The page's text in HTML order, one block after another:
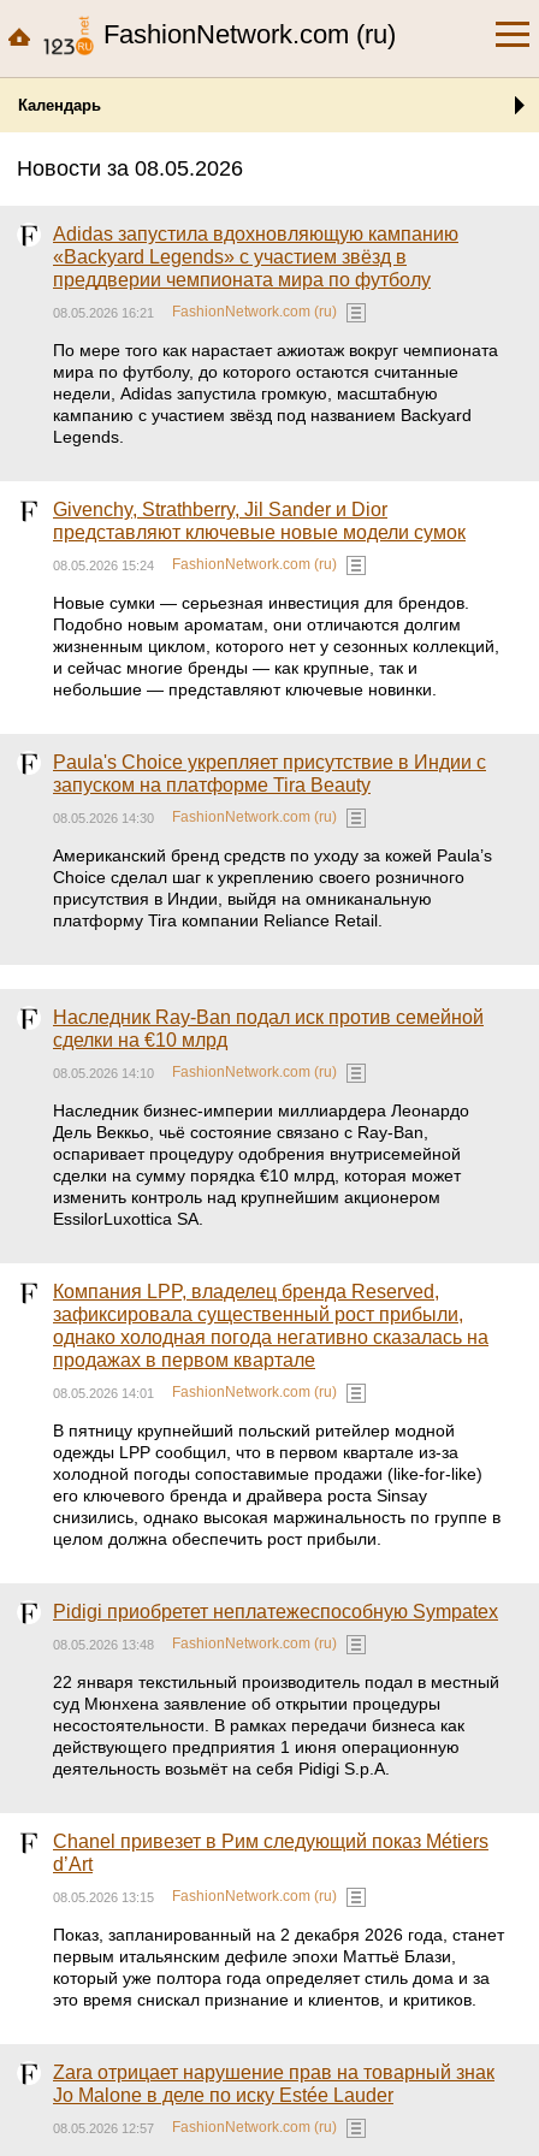
FashionNetwork.com (ru)
Календарь
Новости за 08.05.2026
Adidas запустила вдохновляющую кампанию
«Backyard Legends» с участием звёзд в
преддверии чемпионата мира по футболу
08.05.2026 16:21 FashionNetwork.com (ru)
По мере того как нарастает ажиотаж вокруг чемпионата
мира по футболу, до которого остаются считанные
недели, Adidas запустила громкую, масштабную
кампанию с участием звёзд под названием Backyard
Legends.
Givenchy, Strathberry, Jil Sander и Dior
представляют ключевые новые модели сумок
08.05.2026 15:24 FashionNetwork.com (ru)
Новые сумки — серьезная инвестиция для брендов.
Подобно новым ароматам, они отличаются долгим
жизненным циклом, которого нет у сезонных коллекций,
и сейчас многие бренды — как крупные, так и
небольшие — представляют ключевые новинки.
Paula's Choice укрепляет присутствие в Индии с
запуском на платформе Tira Beauty
08.05.2026 14:30 FashionNetwork.com (ru)
Американский бренд средств по уходу за кожей Paula’s
Choice сделал шаг к укреплению своего розничного
присутствия в Индии, выйдя на омниканальную
платформу Tira компании Reliance Retail.
Наследник Ray-Ban подал иск против семейной
сделки на €10 млрд
08.05.2026 14:10 FashionNetwork.com (ru)
Наследник бизнес‑империи миллиардера Леонардо
Дель Веккьо, чьё состояние связано с Ray‑Ban,
оспаривает процедуру одобрения внутрисемейной
сделки на сумму порядка €10 млрд, которая может
изменить контроль над крупнейшим акционером
EssilorLuxottica SA.
Компания LPP, владелец бренда Reserved,
зафиксировала существенный рост прибыли,
однако холодная погода негативно сказалась на
продажах в первом квартале
08.05.2026 14:01 FashionNetwork.com (ru)
В пятницу крупнейший польский ритейлер модной
одежды LPP сообщил, что в первом квартале из-за
холодной погоды сопоставимые продажи (like-for-like)
его ключевого бренда и драйвера роста Sinsay
снизились, однако высокая маржинальность по группе в
целом должна обеспечить рост прибыли.
Pidigi приобретет неплатежеспособную Sympatex
08.05.2026 13:48 FashionNetwork.com (ru)
22 января текстильный производитель подал в местный
суд Мюнхена заявление об открытии процедуры
несостоятельности. В рамках передачи бизнеса как
действующего предприятия 1 июня операционную
деятельность возьмёт на себя Pidigi S.p.A.
Chanel привезет в Рим следующий показ Métiers
d’Art
08.05.2026 13:15 FashionNetwork.com (ru)
Показ, запланированный на 2 декабря 2026 года, станет
первым итальянским дефиле эпохи Маттьё Блази,
который уже полтора года определяет стиль дома и за
это время снискал признание и клиентов, и критиков.
Zara отрицает нарушение прав на товарный знак
Jo Malone в деле по иску Estée Lauder
08.05.2026 12:57 FashionNetwork.com (ru)